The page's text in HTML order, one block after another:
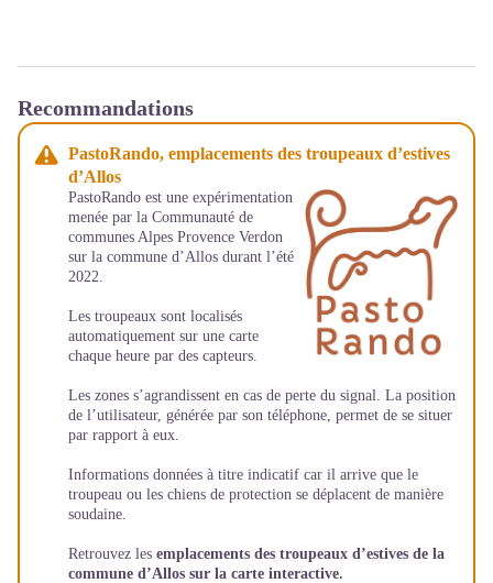
Recommandations
PastoRando, emplacements des troupeaux d’estives
d’Allos
PastoRando est une expérimentation
menée par la Communauté de
communes Alpes Provence Verdon
sur la commune d’Allos durant l’été
2022.
Les troupeaux sont localisés
automatiquement sur une carte
chaque heure par des capteurs.
Les zones s’agrandissent en cas de perte du signal. La position
de l’utilisateur, générée par son téléphone, permet de se situer
par rapport à eux.
Informations données à titre indicatif car il arrive que le
troupeau ou les chiens de protection se déplacent de manière
soudaine.
Retrouvez les emplacements des troupeaux d’estives de la
commune d’Allos sur la carte interactive.